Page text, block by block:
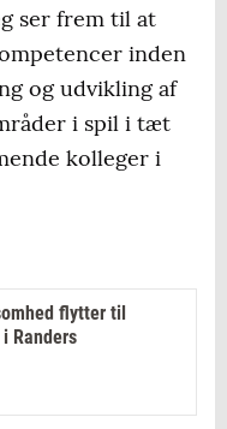
ser frem til at
inden
og udvikling af
i spil i tæt
kolleger i
flytter til
Randers